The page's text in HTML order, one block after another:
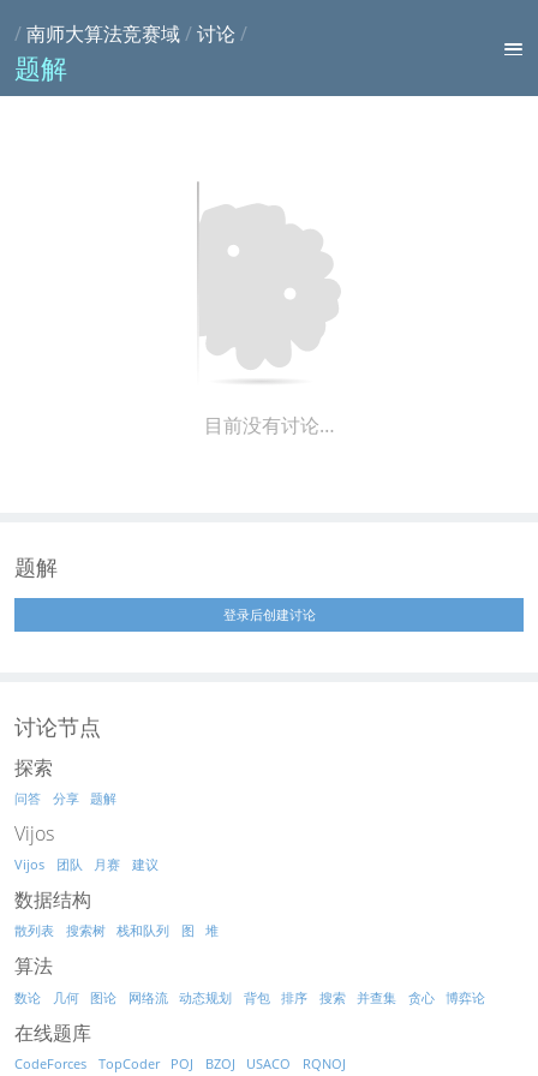
/南师大算法竞赛域/讨论 /
题解
目前没有讨论…
题解
登录后创建讨论
讨论节点
探索
问答 分享 题解
Vijos
Vijos 团队 月赛 建议
数据结构
散列表 搜索树 栈和队列 图 堆
算法
数论 几何 图论 网络流 动态规划 背包 排序 搜索 并查集 贪心 博弈论
在线题库
CodeForces TopCoder POJ BZOJ USACO RQNOJ